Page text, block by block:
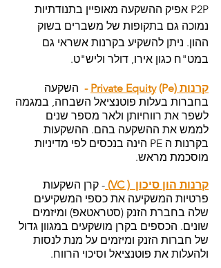
P2P אפיק ההשקעה מאופיין בתנודתיות
נמוכה גם בתקופות של משברים בשוק
ההון. ניתן להשקיע בקרנות אשראי גם
במט"ח כגון אירו, דולר וליש"ט.
קרנות Private Equity (Pe) -
השקעה
בחברות בעלות פוטנציאל השבחה, במגמה
לשפר את רווחיותן ולאר מספר שנים
לממש את ההשקעה בהם. ההשקעות
בקרנות ה PE הינה בנכסים לפי מדיניות
מוסכמת מראש.
קרנות הון סיכון  ( VC)
- קרן השקעות
פרטיות המשקיעה את כספי המשקיעים
שלה בחברת הזנק (סטראטאפ) ומיזמים
שונים. הכספים בקרן מושקעים במגוון גדול
של חברות הזנק ומיזמים על מנת לנסות
ולהעלות את פוטנציאל וסיכוי הרווח.